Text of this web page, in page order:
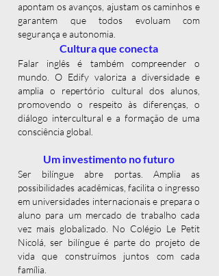
apontam os avanços, ajustam os caminhos e
garantem que todos evoluam com
segurança e autonomia.
Cultura que conecta
Falar inglês é também compreender o
mundo. O Edify valoriza a diversidade e
amplia o repertório cultural dos alunos,
promovendo o respeito às diferenças, o
diálogo intercultural e a formação de uma
consciência global.
Um investimento no futuro
Ser bilíngue abre portas. Amplia as
possibilidades acadêmicas, facilita o ingresso
em universidades internacionais e prepara o
aluno para um mercado de trabalho cada
vez mais globalizado. No Colégio Le Petit
Nicolá, ser bilíngue é parte do projeto de
vida que construímos juntos com cada
família.